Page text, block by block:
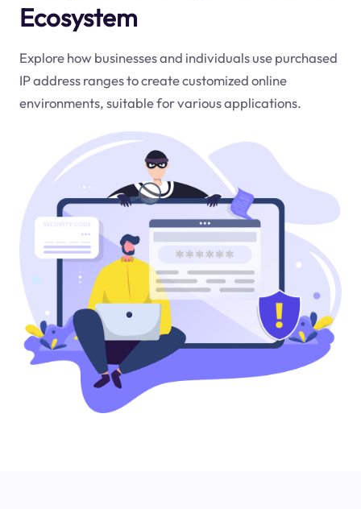
Ecosystem
Explore how businesses and individuals use purchased
IP address ranges to create customized online
environments, suitable for various applications.